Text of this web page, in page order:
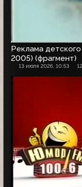
Реклама
2005) (фрагмент)
13 июля 2026, 10:53